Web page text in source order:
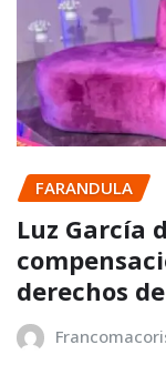
FARANDULA
Luz García
derechos